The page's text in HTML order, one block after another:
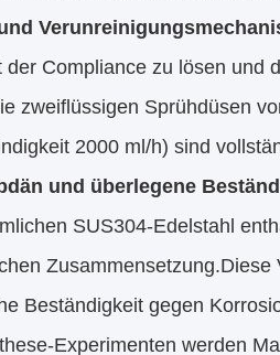
Compliance zu lösen
zweiflüssigen Sprühdüsen
2000 ml/h) sind
und überlegene
SUS304-Edelstahl
Beständigkeit gegen
Experimenten werden